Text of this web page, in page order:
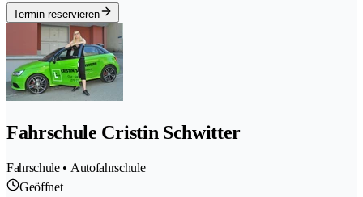
Termin reservieren
Fahrschule Cristin Schwitter
Fahrschule • Autofahrschule
Geöffnet